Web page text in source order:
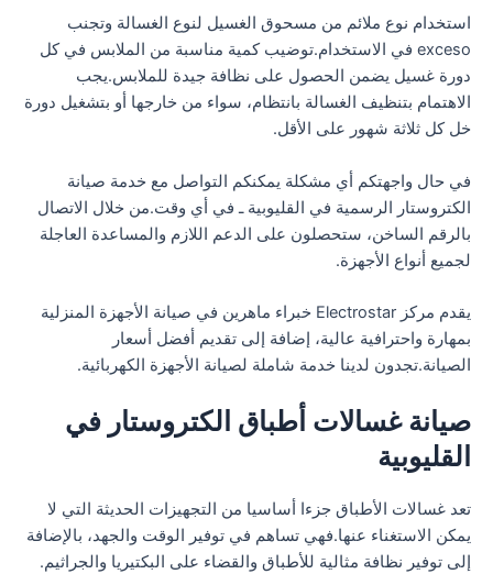
استخدام نوع ملائم من مسحوق الغسيل لنوع الغسالة وتجنب
exceso في الاستخدام.توضيب كمية مناسبة من الملابس في كل
دورة غسيل يضمن الحصول على نظافة جيدة للملابس.يجب
الاهتمام بتنظيف الغسالة بانتظام، سواء من خارجها أو بتشغيل دورة
خل كل ثلاثة شهور على الأقل.
في حال واجهتكم أي مشكلة يمكنكم التواصل مع خدمة صيانة
الكتروستار الرسمية في القليوبية ـ في أي وقت.من خلال الاتصال
بالرقم الساخن، ستحصلون على الدعم اللازم والمساعدة العاجلة
لجميع أنواع الأجهزة.
يقدم مركز Electrostar خبراء ماهرين في صيانة الأجهزة المنزلية
بمهارة واحترافية عالية، إضافة إلى تقديم أفضل أسعار
الصيانة.تجدون لدينا خدمة شاملة لصيانة الأجهزة الكهربائية.
صيانة غسالات أطباق الكتروستار في
القليوبية
تعد غسالات الأطباق جزءا أساسيا من التجهيزات الحديثة التي لا
يمكن الاستغناء عنها.فهي تساهم في توفير الوقت والجهد، بالإضافة
إلى توفير نظافة مثالية للأطباق والقضاء على البكتيريا والجراثيم.